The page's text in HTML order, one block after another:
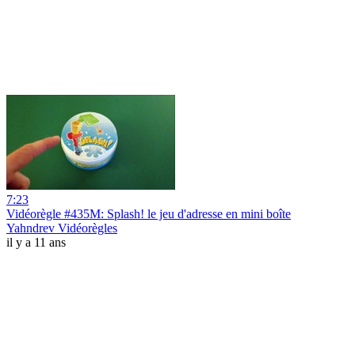
7:23
Vidéorègle #435M: Splash! le jeu d'adresse en mini boîte
Yahndrev Vidéorègles
il y a 11 ans